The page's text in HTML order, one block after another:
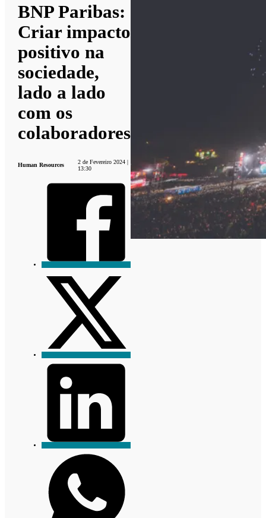
BNP Paribas:
Criar impacto
positivo na
sociedade,
lado a lado
com os
colaboradores
Human Resources
2 de Fevereiro 2024 |
13:30